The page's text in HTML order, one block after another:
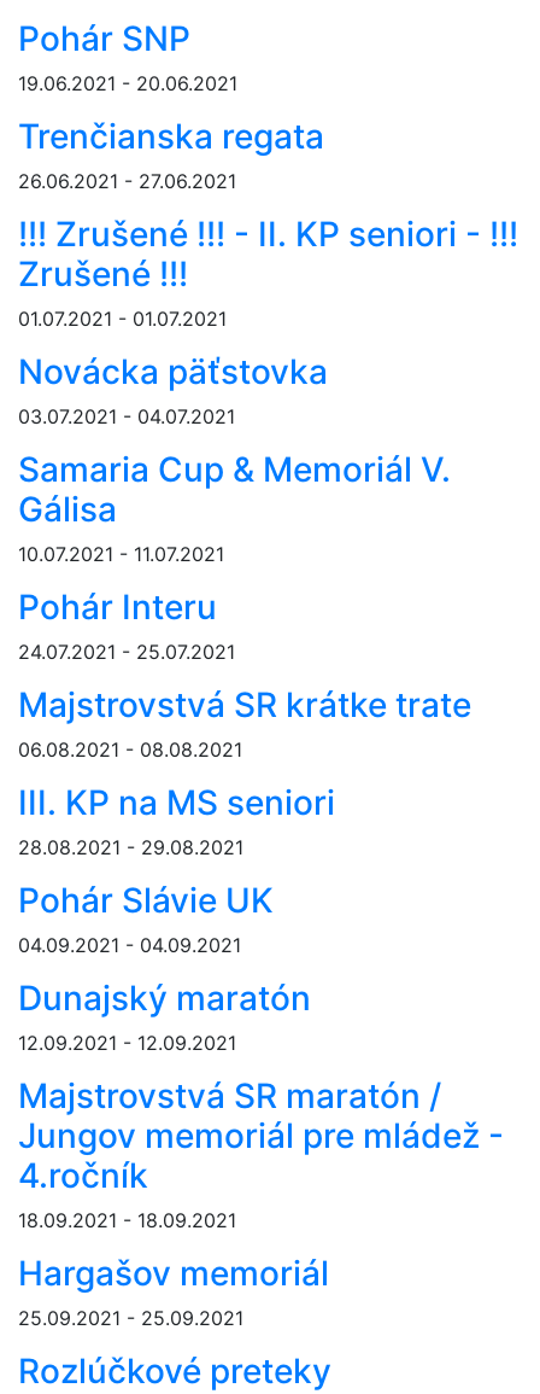
Pohár SNP
19.06.2021 - 20.06.2021
Trenčianska regata
26.06.2021 - 27.06.2021
!!! Zrušené !!! - II. KP seniori - !!!
Zrušené !!!
01.07.2021 - 01.07.2021
Novácka päťstovka
03.07.2021 - 04.07.2021
Samaria Cup & Memoriál V.
Gálisa
10.07.2021 - 11.07.2021
Pohár Interu
24.07.2021 - 25.07.2021
Majstrovstvá SR krátke trate
06.08.2021 - 08.08.2021
III. KP na MS seniori
28.08.2021 - 29.08.2021
Pohár Slávie UK
04.09.2021 - 04.09.2021
Dunajský maratón
12.09.2021 - 12.09.2021
Majstrovstvá SR maratón /
Jungov memoriál pre mládež -
4.ročník
18.09.2021 - 18.09.2021
Hargašov memoriál
25.09.2021 - 25.09.2021
Rozlúčkové preteky